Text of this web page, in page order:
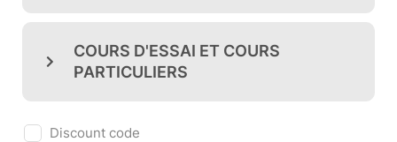
COURS D'ESSAI ET COURS
PARTICULIERS
Discount code